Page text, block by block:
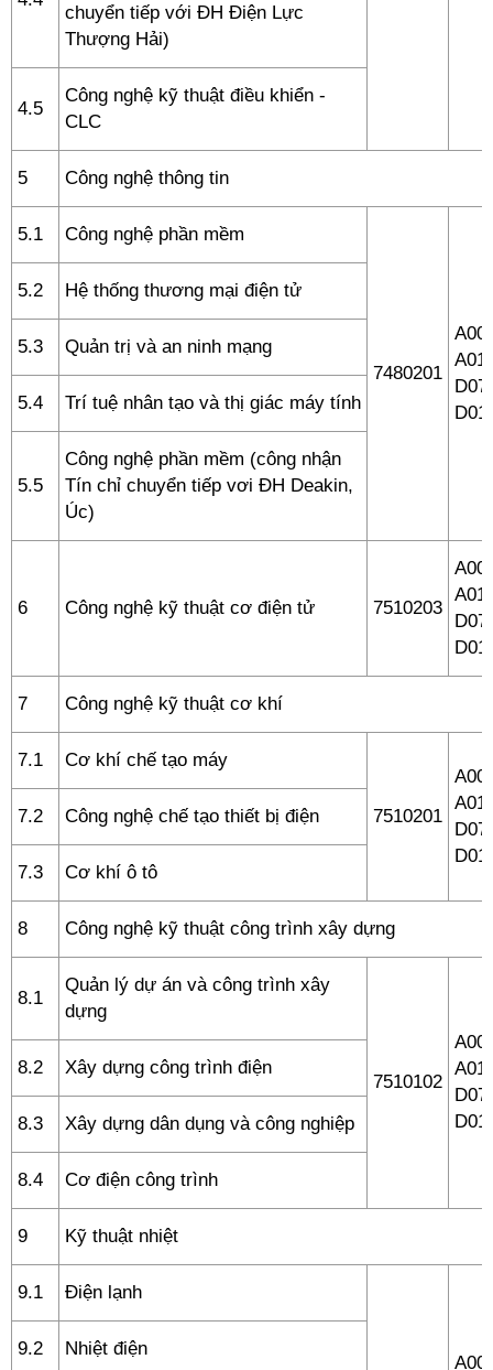
chuyển tiếp với ĐH Điện Lực
Thượng Hải)
4.5
Công nghệ kỹ thuật điều khiển -
CLC
5 Công nghệ thông tin
5.1 Công nghệ phần mềm
7480201
A00
A01,
D07,
D01
5.2 Hệ thống thương mại điện tử
5.3 Quản trị và an ninh mạng
5.4 Trí tuệ nhân tạo và thị giác máy tính
5.5
Công nghệ phần mềm (công nhận
Tín chỉ chuyển tiếp vơi ĐH Deakin,
Úc)
6 Công nghệ kỹ thuật cơ điện tử 7510203
A00
A01,
D07,
D01
7 Công nghệ kỹ thuật cơ khí
7.1 Cơ khí chế tạo máy
7510201
A00
A01,
D07,
D01
7.2 Công nghệ chế tạo thiết bị điện
7.3 Cơ khí ô tô
8 Công nghệ kỹ thuật công trình xây dựng
8.1
Quản lý dự án và công trình xây
dựng
7510102
A00
A01,
D07,
D01
8.2 Xây dựng công trình điện
8.3 Xây dựng dân dụng và công nghiệp
8.4 Cơ điện công trình
9 Kỹ thuật nhiệt
9.1 Điện lạnh
A00
9.2 Nhiệt điện